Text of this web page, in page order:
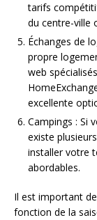
tarifs
du centre-ville
Échanges de
propre
web
excellente
Campings : Si
existe
installer votre
abordables.
Il est important
fonction de la